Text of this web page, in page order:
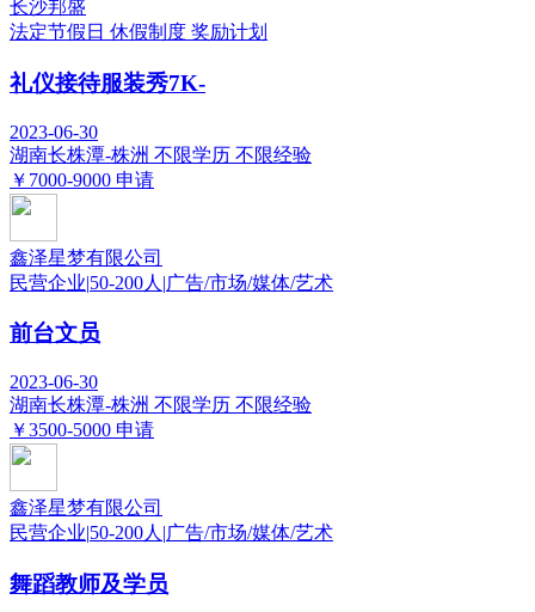
长沙邦盛
法定节假日 休假制度 奖励计划
礼仪接待服装秀7K-
2023-06-30
湖南长株潭-株洲 不限学历 不限经验
￥7000-9000 申请
鑫泽星梦有限公司
民营企业|50-200人 |广告/市场/媒体/艺术
前台文员
2023-06-30
湖南长株潭-株洲 不限学历 不限经验
￥3500-5000 申请
鑫泽星梦有限公司
民营企业|50-200人 |广告/市场/媒体/艺术
舞蹈教师及学员